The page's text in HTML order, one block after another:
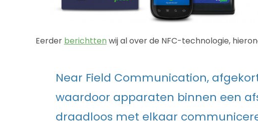
Eerder berichtten wij al over de NFC-technologie,
Near Field Communication,
waardoor apparaten binnen een
draadloos met elkaar